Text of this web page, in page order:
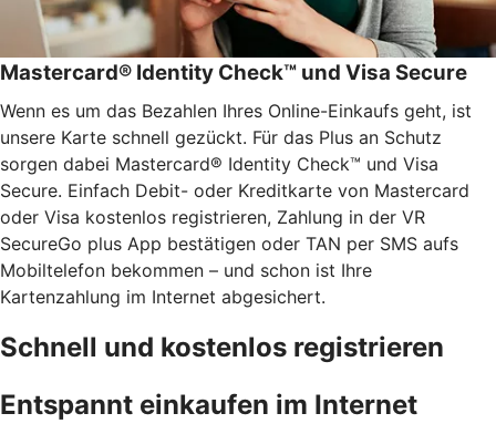
Mastercard® Identity Check™ und Visa Secure
Wenn es um das Bezahlen Ihres Online-Einkaufs geht, ist
unsere Karte schnell gezückt. Für das Plus an Schutz
sorgen dabei Mastercard® Identity Check™ und Visa
Secure. Einfach Debit- oder Kreditkarte von Mastercard
oder Visa kostenlos registrieren, Zahlung in der VR
SecureGo plus App bestätigen oder TAN per SMS aufs
Mobiltelefon bekommen – und schon ist Ihre
Kartenzahlung im Internet abgesichert.
Schnell und kostenlos registrieren
Entspannt einkaufen im Internet